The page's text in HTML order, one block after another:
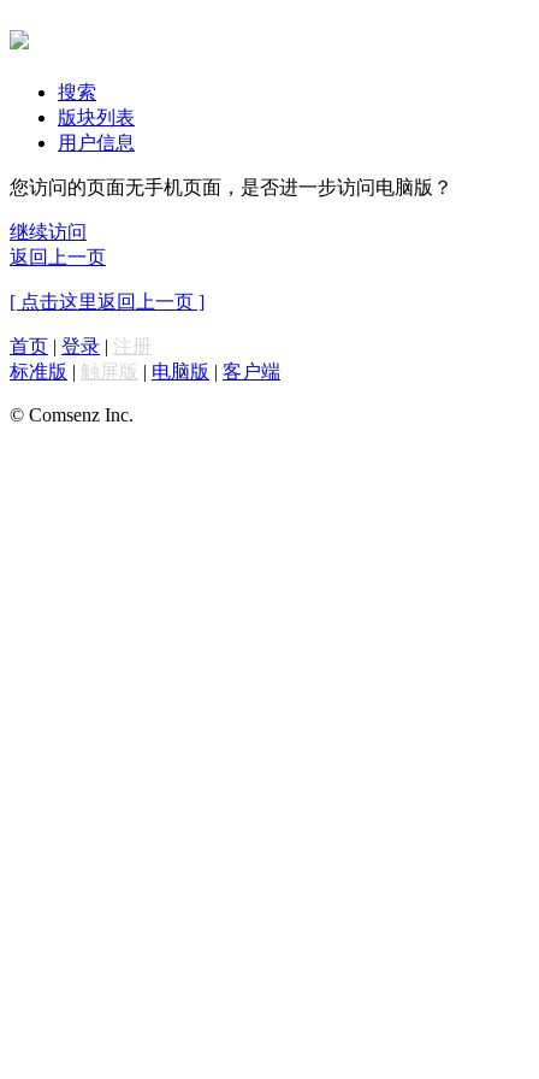
搜索
版块列表
用户信息
您访问的页面无手机页面，是否进一步访问电脑版？
继续访问
返回上一页
[ 点击这里返回上一页 ]
首页 | 登录 | 注册
标准版 | 触屏版 | 电脑版 | 客户端
© Comsenz Inc.